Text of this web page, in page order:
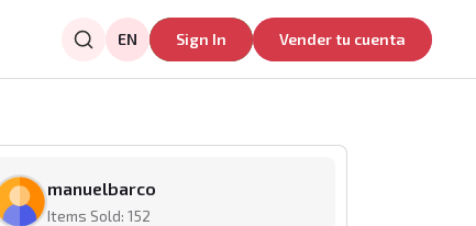
EN Sign In Vender tu cuenta
manuelbarco
Items Sold: 152